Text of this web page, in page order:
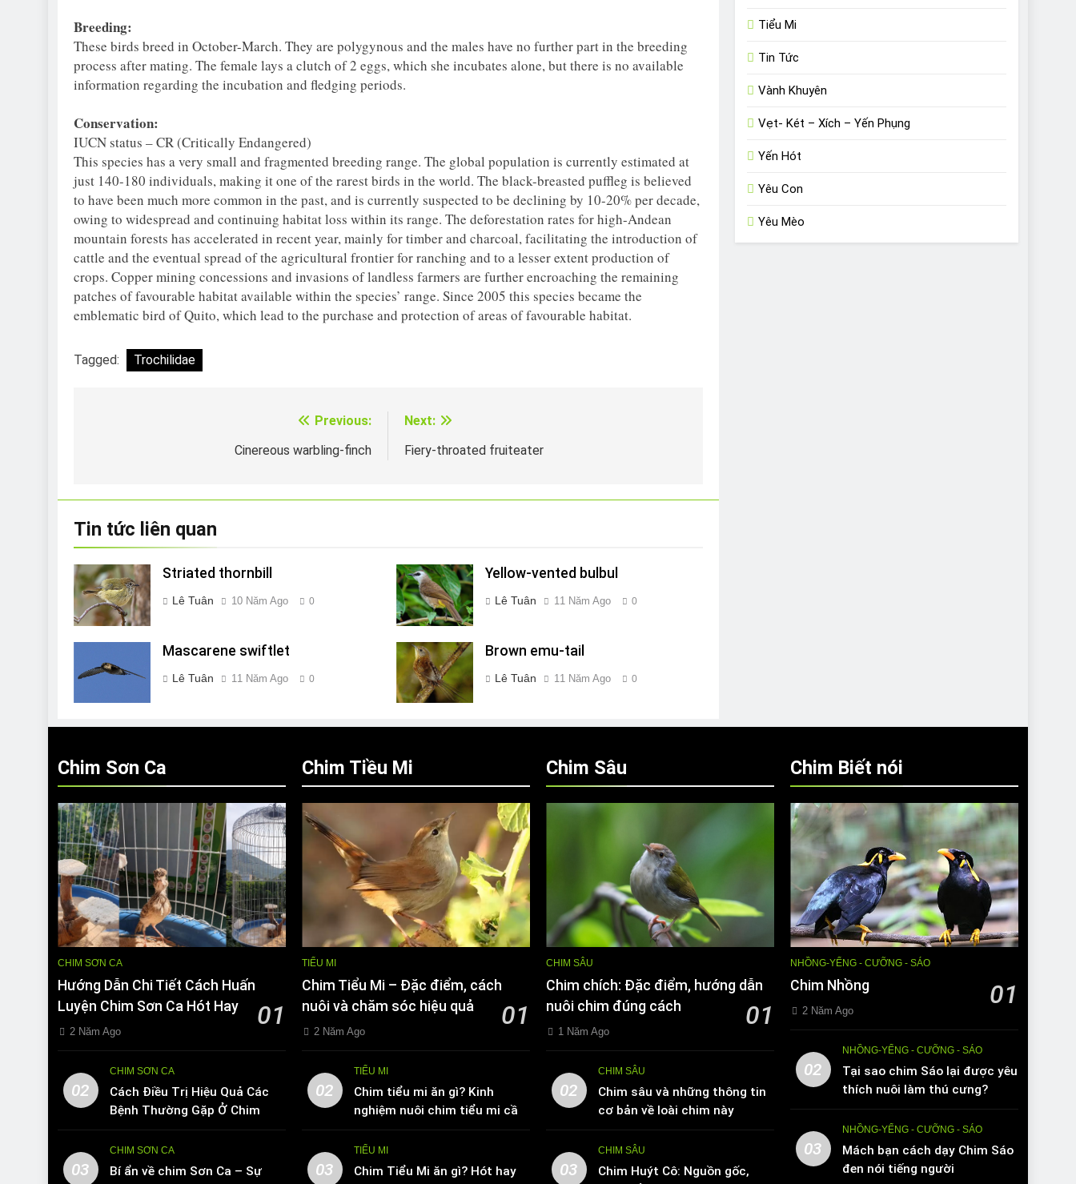
Breeding:
These birds breed in October-March. They are polygynous and the males have no further part in the breeding
process after mating. The female lays a clutch of 2 eggs, which she incubates alone, but there is no available
information regarding the incubation and fledging periods.
Conservation:
IUCN status – CR (Critically Endangered)
This species has a very small and fragmented breeding range. The global population is currently estimated at
just 140-180 individuals, making it one of the rarest birds in the world. The black-breasted puffleg is believed
to have been much more common in the past, and is currently suspected to be declining by 10-20% per decade,
owing to widespread and continuing habitat loss within its range. The deforestation rates for high-Andean
mountain forests has accelerated in recent year, mainly for timber and charcoal, facilitating the introduction of
cattle and the eventual spread of the agricultural frontier for ranching and to a lesser extent production of
crops. Copper mining concessions and invasions of landless farmers are further encroaching the remaining
patches of favourable habitat available within the species’ range. Since 2005 this species became the
emblematic bird of Quito, which lead to the purchase and protection of areas of favourable habitat.
Tagged: Trochilidae
Previous:
Cinereous warbling-finch
Next:
Fiery-throated fruiteater
Tin tức liên quan
Striated thornbill
Lê Tuân 10 Năm Ago 0
Yellow-vented bulbul
Lê Tuân 11 Năm Ago 0
Mascarene swiftlet
Lê Tuân 11 Năm Ago 0
Brown emu-tail
Lê Tuân 11 Năm Ago 0
Tiểu Mi
Tin Tức
Vành Khuyên
Vẹt- Két – Xích – Yến Phụng
Yến Hót
Yêu Con
Yêu Mèo
Chim Sơn Ca
CHIM SƠN CA
Hướng Dẫn Chi Tiết Cách Huấn
Luyện Chim Sơn Ca Hót Hay
01
2 Năm Ago
02
CHIM SƠN CA
Cách Điều Trị Hiệu Quả Các
Bệnh Thường Gặp Ở Chim
Sơn Ca
03
CHIM SƠN CA
Bí ẩn về chim Sơn Ca – Sự
Chim Tiều Mi
TIỂU MI
Chim Tiểu Mi – Đặc điểm, cách
nuôi và chăm sóc hiệu quả
01
2 Năm Ago
02
TIỂU MI
Chim tiểu mi ăn gì? Kinh
nghiệm nuôi chim tiểu mi cần
biết
03
TIỂU MI
Chim Tiểu Mi ăn gì? Hót hay
Chim Sâu
CHIM SÂU
Chim chích: Đặc điểm, hướng dẫn
nuôi chim đúng cách
01
1 Năm Ago
02
CHIM SÂU
Chim sâu và những thông tin
cơ bản về loài chim này
03
CHIM SÂU
Chim Huýt Cô: Nguồn gốc,
Chim Biết nói
NHỒNG-YỂNG - CƯỠNG - SÁO
Chim Nhồng 01
2 Năm Ago
02
NHỒNG-YỂNG - CƯỠNG - SÁO
Tại sao chim Sáo lại được yêu
thích nuôi làm thú cưng?
03
NHỒNG-YỂNG - CƯỠNG - SÁO
Mách bạn cách dạy Chim Sáo
đen nói tiếng người